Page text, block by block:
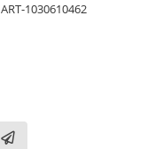
ART-1030610462